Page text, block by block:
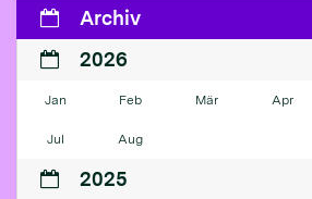
Archiv
2026
Jan Feb Mär Apr
Jul Aug
2025